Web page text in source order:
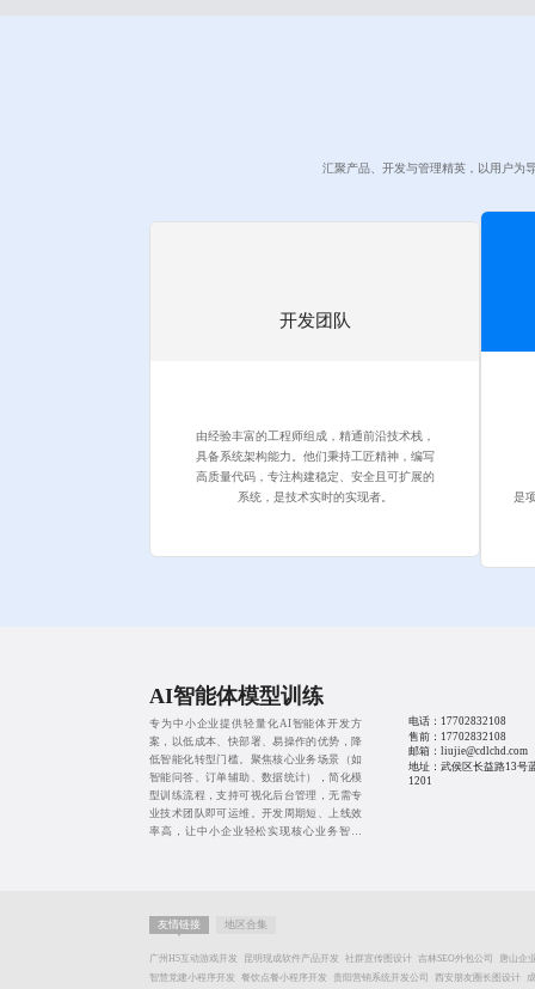
汇聚产品、开发与管理精英，以用户为
开发团队
由经验丰富的工程师组成，精通前沿技术栈，
具备系统架构能力。他们秉持工匠精神，编写
高质量代码，专注构建稳定、安全且可扩展的
系统，是技术实时的实现者。
是
AI智能体模型训练
专为中小企业提供轻量化AI智能体开发方
案，以低成本、快部署、易操作的优势，降
低智能化转型门槛。聚焦核心业务场景（如
智能问答、订单辅助、数据统计），简化模
型训练流程，支持可视化后台管理，无需专
业技术团队即可运维。开发周期短、上线效
率高，让中小企业轻松实现核心业务智能
电话： 17702832108
售前： 17702832108
邮箱：liujie@cdlchd.com
地址：武侯区长益路13号
1201
友情链接 地区合集
广州H5互动游戏开发 昆明现成软件产品开发 社群宣传图设计 吉林SEO外包公司
唐山企
智慧党建小程序开发
餐饮点餐小程序开发 贵阳营销系统开发公司 西安朋友圈长图设计